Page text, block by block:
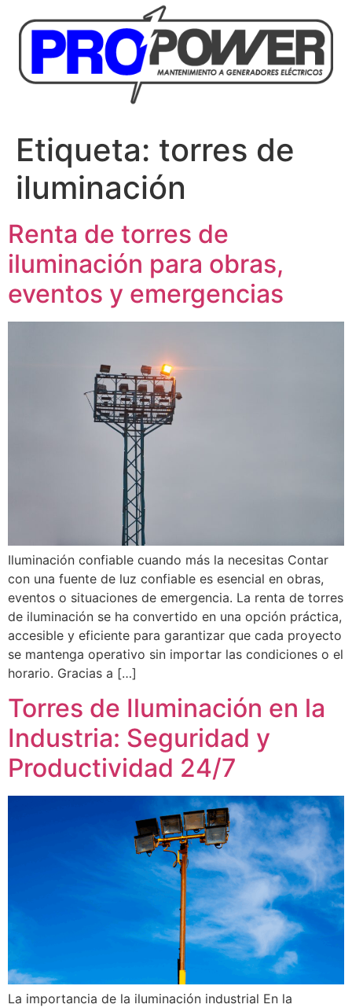
Etiqueta: torres de
iluminación
Renta de torres de
iluminación para obras,
eventos y emergencias
Iluminación confiable cuando más la necesitas Contar
con una fuente de luz confiable es esencial en obras,
eventos o situaciones de emergencia. La renta de torres
de iluminación se ha convertido en una opción práctica,
accesible y eficiente para garantizar que cada proyecto
se mantenga operativo sin importar las condiciones o el
horario. Gracias a […]
Torres de Iluminación en la
Industria: Seguridad y
Productividad 24/7
La importancia de la iluminación industrial En la